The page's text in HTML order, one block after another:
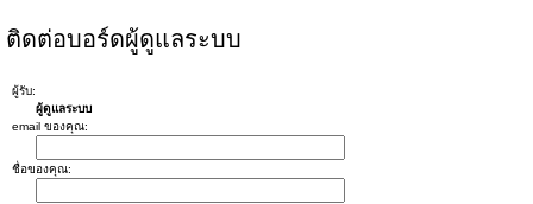
ติดต่อบอร์ดผู้ดูแลระบบ
ผู้รับ:
ผู้ดูแลระบบ
email ของคุณ:
ชื่อของคุณ: